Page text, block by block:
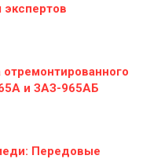
отремонтированного
и ЗАЗ-965АБ
Передовые